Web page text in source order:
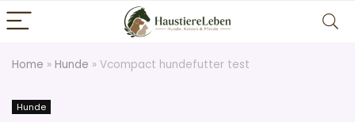
Home » Hunde » Vcompact hundefutter test
Hunde